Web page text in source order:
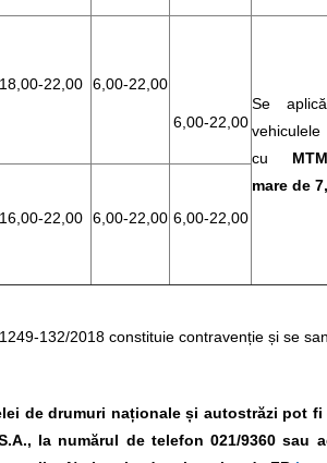
18,00-22,00 6,00-22,00
6,00-22,00
Se
cu
mare de
16,00-22,00 6,00-22,00 6,00-22,00
132/2018 constituie contravenție și se
de drumuri naționale și autostrăzi pot
la numărul de telefon 021/9360sau